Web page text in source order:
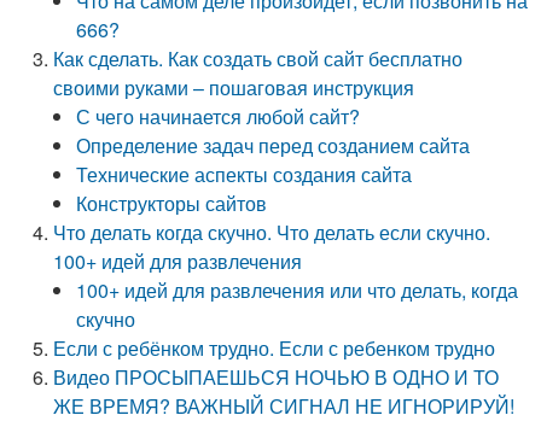
666?
Как сделать. Как создать свой сайт бесплатно
своими руками – пошаговая инструкция
С чего начинается любой сайт?
Определение задач перед созданием сайта
Технические аспекты создания сайта
Конструкторы сайтов
Что делать когда скучно. Что делать если скучно.
100+ идей для развлечения
100+ идей для развлечения или что делать, когда
скучно
Если с ребёнком трудно. Если с ребенком трудно
Видео ПРОСЫПАЕШЬСЯ НОЧЬЮ В ОДНО И ТО
ЖЕ ВРЕМЯ? ВАЖНЫЙ СИГНАЛ НЕ ИГНОРИРУЙ!